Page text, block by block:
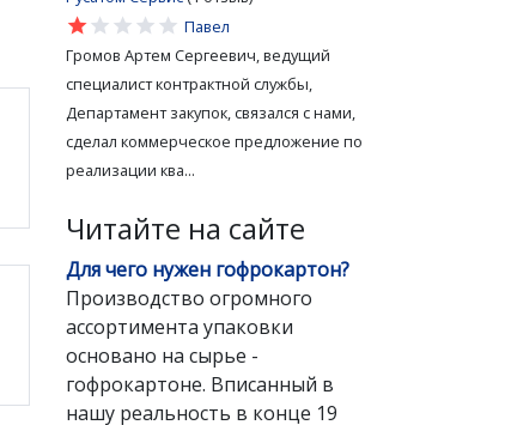
star
star
star
star
star
Павел
Громов Артем Сергеевич, ведущий
специалист контрактной службы,
Департамент закупок, связался с нами,
сделал коммерческое предложение по
реализации ква...
Читайте на сайте
Для чего нужен гофрокартон?
Производство огромного
ассортимента упаковки
основано на сырье -
гофрокартоне. Вписанный в
нашу реальность в конце 19